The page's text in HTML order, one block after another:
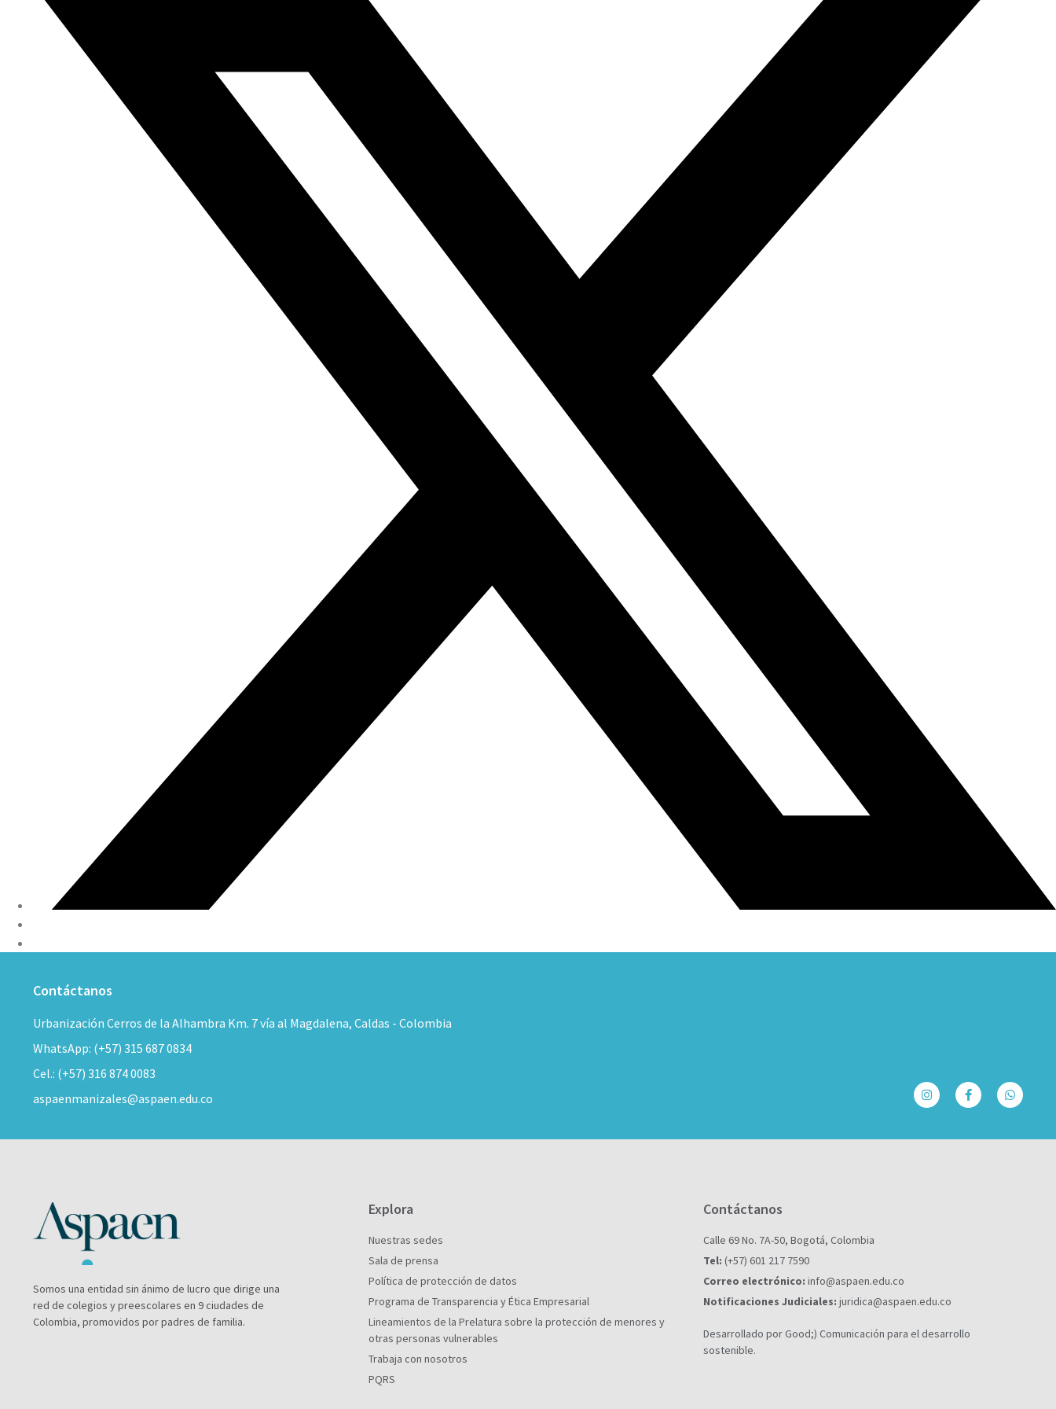
Contáctanos
Urbanización Cerros de la Alhambra Km. 7 vía al Magdalena, Caldas - Colombia
WhatsApp: (+57) 315 687 0834
Cel.: (+57) 316 874 0083
aspaenmanizales@aspaen.edu.co
Somos una entidad sin ánimo de lucro que dirige una
red de colegios y preescolares en 9 ciudades de
Colombia, promovidos por padres de familia.
Explora
Nuestras sedes
Sala de prensa
Política de protección de datos
Programa de Transparencia y Ética Empresarial
Lineamientos de la Prelatura sobre la protección de menores y
otras personas vulnerables
Trabaja con nosotros
PQRS
Contáctanos
Calle 69 No. 7A-50, Bogotá, Colombia
Tel: (+57) 601 217 7590
Correo electrónico: info@aspaen.edu.co
Notificaciones Judiciales: juridica@aspaen.edu.co
Desarrollado por Good;) Comunicación para el desarrollo
sostenible.